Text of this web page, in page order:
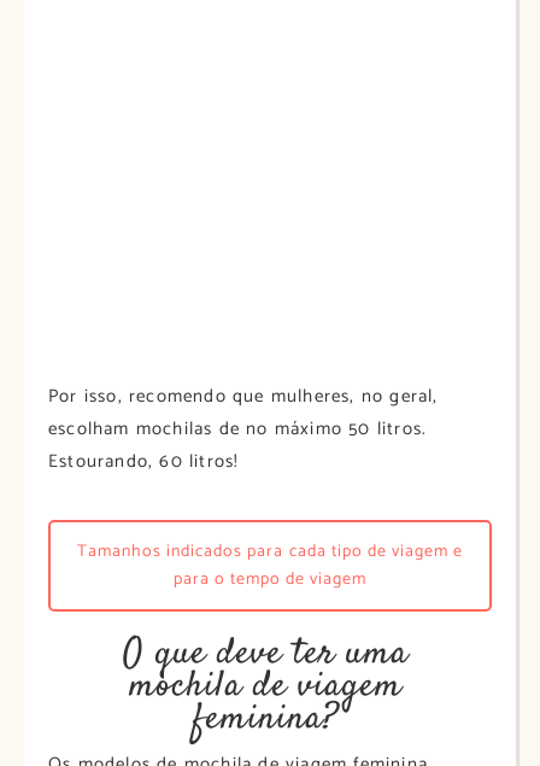
Por isso, recomendo que mulheres, no geral,
escolham mochilas de no máximo 50 litros.
Estourando, 60 litros!
Tamanhos indicados para cada tipo de viagem e
para o tempo de viagem
O que deve ter uma
mochila de viagem
feminina?